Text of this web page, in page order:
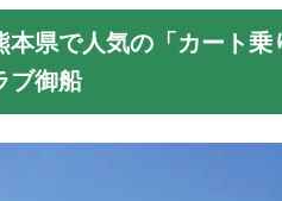
本県で人気の「カート
ブ御船